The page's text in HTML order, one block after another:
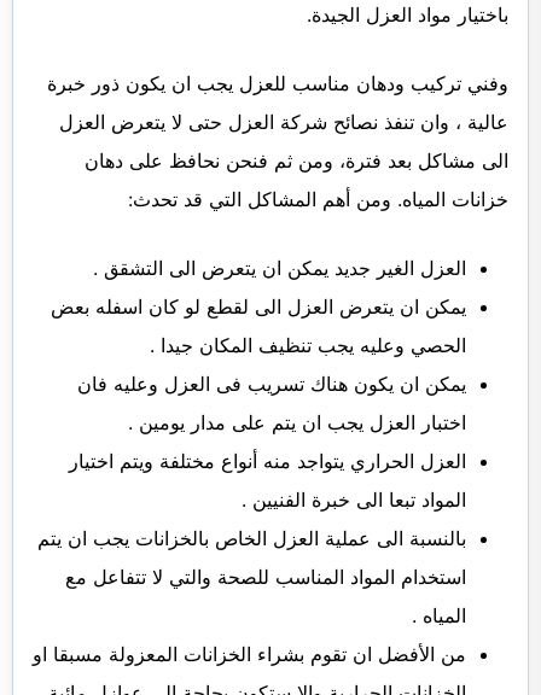
باختيار مواد العزل الجيدة.
وفني تركيب ودهان مناسب للعزل يجب ان يكون ذور خبرة
عالية ، وان تنفذ نصائح شركة العزل حتى لا يتعرض العزل
الى مشاكل بعد فترة، ومن ثم فنحن نحافظ على دهان
خزانات المياه. ومن أهم المشاكل التي قد تحدث:
العزل الغير جديد يمكن ان يتعرض الى التشقق .
يمكن ان يتعرض العزل الى لقطع لو كان اسفله بعض
الحصي وعليه يجب تنظيف المكان جيدا .
يمكن ان يكون هناك تسريب فى العزل وعليه فان
اختبار العزل يجب ان يتم على مدار يومين .
العزل الحراري يتواجد منه أنواع مختلفة ويتم اختيار
المواد تبعا الى خبرة الفنيين .
بالنسبة الى عملية العزل الخاص بالخزانات يجب ان يتم
استخدام المواد المناسب للصحة والتي لا تتفاعل مع
المياه .
من الأفضل ان تقوم بشراء الخزانات المعزولة مسبقا او